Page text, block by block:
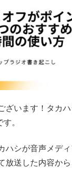
ざいます！タカハ
す。
ハシが音声メディ
放送した内容か